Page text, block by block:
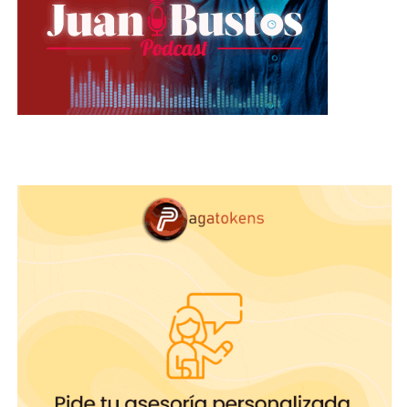
Tomada de Freepik
qué momento pueden sorprenderte.
Trata de llevar buena energía a tus
usuarios, como anteriormente se
mencionó, muchos de ellos suelen ser
personas muy solitarias y ¿Por qué no
convertirte en una fuente de bonita
energía para ellos?